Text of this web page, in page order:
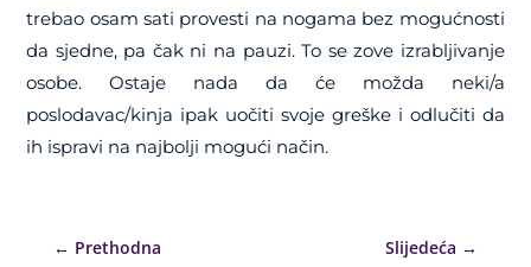
trebao osam sati provesti na nogama bez mogućnosti
da sjedne, pa čak ni na pauzi. To se zove izrabljivanje
osobe. Ostaje nada da će možda neki/a
poslodavac/kinja ipak uočiti svoje greške i odlučiti da
ih ispravi na najbolji mogući način.
← Prethodna Slijedeća →